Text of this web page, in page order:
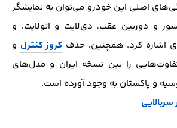
اصلی این خودرو می‌توان به نمایشگر
سنسور و دوربین عقب، دی‌لایت و اتولایت، و
اشاره کرد. همچنین، حذف کروز کنترل و
را بین نسخه ایران و مدل‌های
و پاکستان به وجود آورده است.